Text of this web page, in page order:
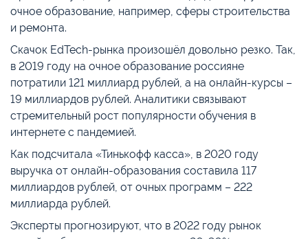
очное образование, например, сферы строительства
и ремонта.
Скачок EdTech-рынка произошёл довольно резко. Так,
в 2019 году на очное образование россияне
потратили 121 миллиард рублей, а на онлайн-курсы –
19 миллиардов рублей. Аналитики связывают
стремительный рост популярности обучения в
интернете с пандемией.
Как подсчитала «Тинькофф касса», в 2020 году
выручка от онлайн-образования составила 117
миллиардов рублей, от очных программ – 222
миллиарда рублей.
Эксперты прогнозируют, что в 2022 году рынок